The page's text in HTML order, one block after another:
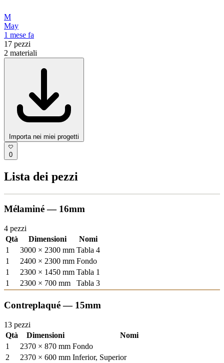
M
May
1 mese fa
17 pezzi
2 materiali
Importa nei miei progetti
0
Lista dei pezzi
Mélaminé — 16mm
4 pezzi
Qtà
Dimensioni
Nomi
1
3000 × 2300 mm Tabla 4
1
2400 × 2300 mm Fondo
1
2300 × 1450 mm Tabla 1
1
2300 × 700 mm Tabla 3
Contreplaqué — 15mm
13 pezzi
Qtà
Dimensioni
Nomi
1
2370 × 870 mm Fondo
2
2370 × 600 mm Inferior, Superior